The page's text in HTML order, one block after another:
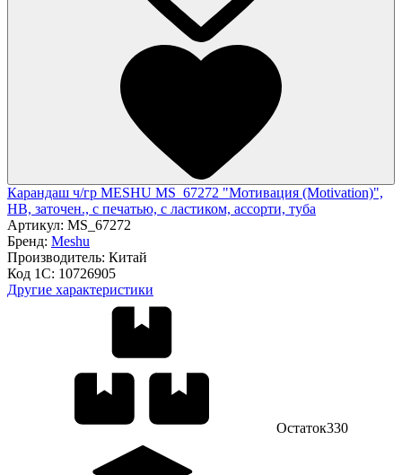
Карандаш ч/гр MESHU MS_67272 "Мотивация (Motivation)",
HB, заточен., с печатью, с ластиком, ассорти, туба
Артикул: MS_67272
Бренд: Meshu
Производитель: Китай
Код 1С: 10726905
Другие характеристики
Остаток330